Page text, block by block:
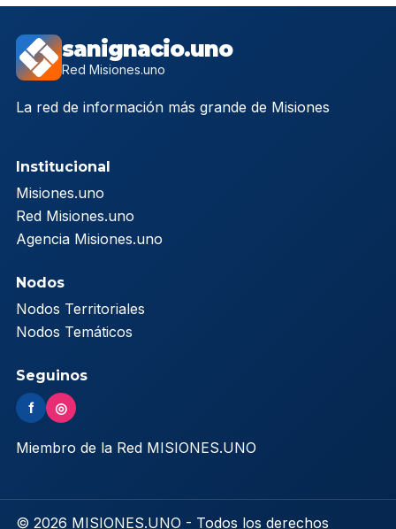
sanignacio.uno
Red Misiones.uno
La red de información más grande de Misiones
Institucional
Misiones.uno
Red Misiones.uno
Agencia Misiones.uno
Nodos
Nodos Territoriales
Nodos Temáticos
Seguinos
f ◎
Miembro de la Red MISIONES.UNO
© 2026 MISIONES.UNO - Todos los derechos